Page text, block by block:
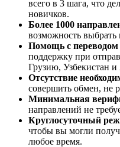
всего в 3 шага, что
новичков.
Более 1000
возможность выбрать
Помощь с переводом
поддержку при
Грузию, Узбекистан
Отсутствие
совершить обмен, не
Минимальная
направлений не
Круглосуточный
чтобы вы могли
любое время.